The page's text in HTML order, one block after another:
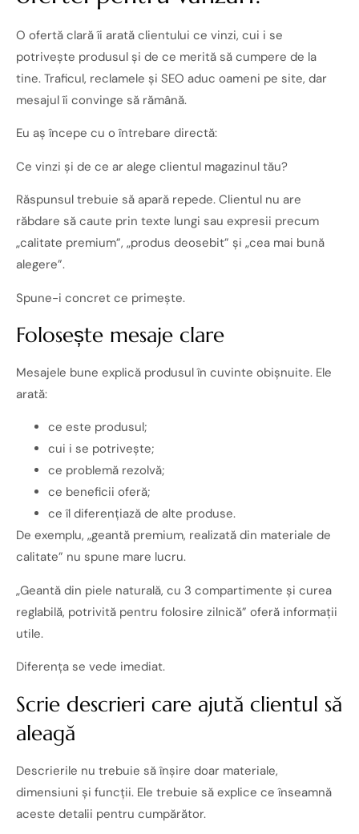
O ofertă clară îi arată clientului ce vinzi, cui i se
potrivește produsul și de ce merită să cumpere de la
tine. Traficul, reclamele și SEO aduc oameni pe site, dar
mesajul îi convinge să rămână.
Eu aș începe cu o întrebare directă:
Ce vinzi și de ce ar alege clientul magazinul tău?
Răspunsul trebuie să apară repede. Clientul nu are
răbdare să caute prin texte lungi sau expresii precum
„calitate premium”, „produs deosebit” și „cea mai bună
alegere”.
Spune-i concret ce primește.
Folosește mesaje clare
Mesajele bune explică produsul în cuvinte obișnuite. Ele
arată:
ce este produsul;
cui i se potrivește;
ce problemă rezolvă;
ce beneficii oferă;
ce îl diferențiază de alte produse.
De exemplu, „geantă premium, realizată din materiale de
calitate” nu spune mare lucru.
„Geantă din piele naturală, cu 3 compartimente și curea
reglabilă, potrivită pentru folosire zilnică” oferă informații
utile.
Diferența se vede imediat.
Scrie descrieri care ajută clientul să
aleagă
Descrierile nu trebuie să înșire doar materiale,
dimensiuni și funcții. Ele trebuie să explice ce înseamnă
aceste detalii pentru cumpărător.